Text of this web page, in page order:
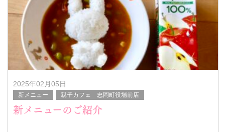
ご利用も可能です
2025年02月05日
新メニュー 親子カフェ 忠岡町役場前店
新メニューのご紹介